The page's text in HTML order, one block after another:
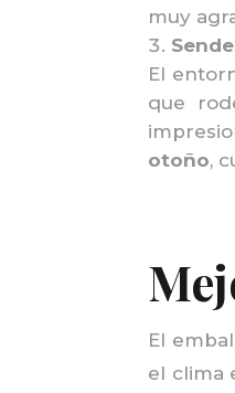
muy
El
que
otoño,
El
el clima